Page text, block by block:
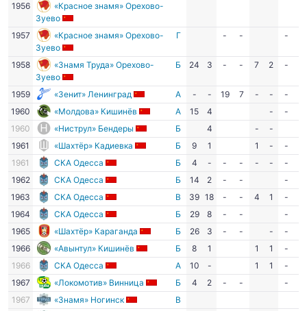
1956
«Красное знамя» Орехово-
Зуево
1957
«Красное знамя» Орехово-
Зуево
Г - - -
1958
«Знамя Труда» Орехово-
Зуево
Б 24 3 - - 7 2 -
1959 «Зенит» Ленинград А - - 19 7 - - -
1960
«Молдова» Кишинёв А 15 4 - -
1960
«Ниструл» Бендеры Б 4 -
-
1961
«Шахтёр» Кадиевка Б 9 1 1 - -
1961
СКА Одесса Б 4 - - - - - -
1962
СКА Одесса Б 14 2 - - -
1963
СКА Одесса В 39 18 - - 4 1 -
1964
СКА Одесса Б 29 8 - - -
1965
«Шахтёр» Караганда Б 26 3 - - - -
1966
«Авынтул» Кишинёв Б 8 1 1 1 -
1966
СКА Одесса А 10 - 1 1 -
1967
«Локомотив» Винница Б 4 2 - - -
1967
«Знамя» Ногинск
В